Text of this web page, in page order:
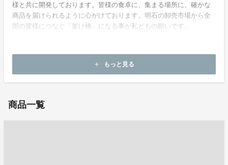
様と共に開発しております。皆様の食卓に、集まる場所に、確かな
商品を届けられるように心がけております。明石の卸売市場から全
国の皆様につなぐ「架け橋」になる事が私どもの願いです。
add もっと見る
商品一覧